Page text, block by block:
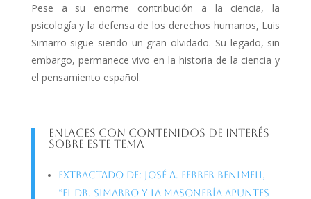
Pese a su enorme contribución a la ciencia, la
psicología y la defensa de los derechos humanos, Luis
Simarro sigue siendo un gran olvidado. Su legado, sin
embargo, permanece vivo en la historia de la ciencia y
el pensamiento español.
Enlaces con contenidos de interés
sobre este tema
Extractado de: José A. Ferrer Benlmeli,
“El Dr. Simarro y la masonería Apuntes